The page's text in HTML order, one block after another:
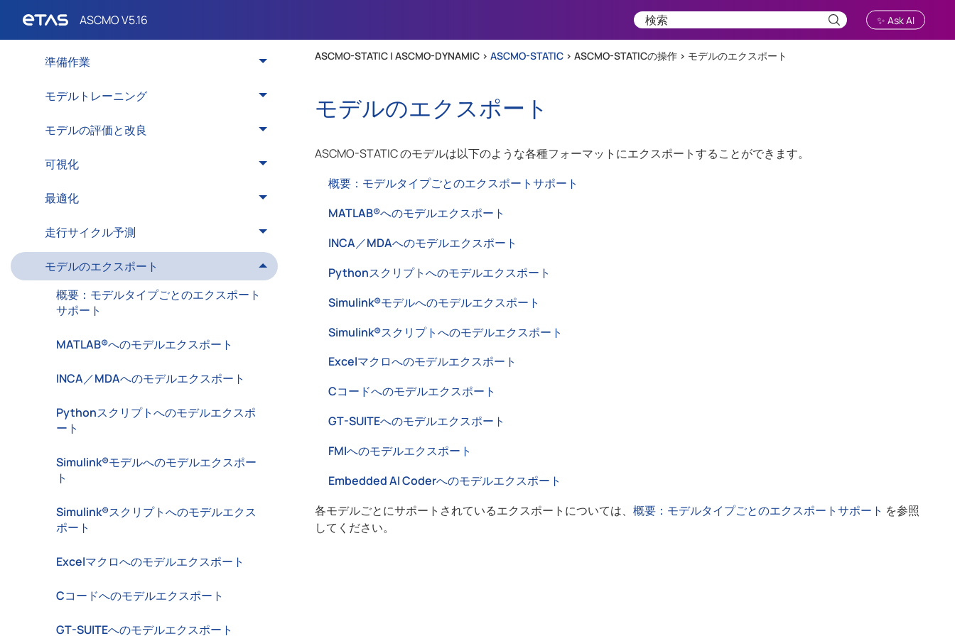
✨ Ask AI
準備作業
モデルトレーニング
モデルの評価と改良
可視化
最適化
走行サイクル予測
モデルのエクスポート
概要：モデルタイプごとのエクスポート
サポート
MATLAB®へのモデルエクスポート
INCA／MDAへのモデルエクスポート
Pythonスクリプトへのモデルエクスポ
ート
Simulink®モデルへのモデルエクスポー
ト
Simulink®スクリプトへのモデルエクス
ポート
Excelマクロへのモデルエクスポート
Cコードへのモデルエクスポート
GT-SUITEへのモデルエクスポート
ASCMO-STATIC | ASCMO-DYNAMIC > ASCMO-STATIC > ASCMO-STATICの操作 > モデルのエクスポート
モデルのエクスポート
ASCMO-STATICのモデルは以下のような各種フォーマットにエクスポートすることができます。
概要：モデルタイプごとのエクスポートサポート
MATLAB®へのモデルエクスポート
INCA／MDAへのモデルエクスポート
Pythonスクリプトへのモデルエクスポート
Simulink®モデルへのモデルエクスポート
Simulink®スクリプトへのモデルエクスポート
Excelマクロへのモデルエクスポート
Cコードへのモデルエクスポート
GT-SUITEへのモデルエクスポート
FMIへのモデルエクスポート
Embedded AI Coderへのモデルエクスポート
各モデルごとにサポートされているエクスポートについては、 概要：モデルタイプごとのエクスポートサポート を参照
してください。